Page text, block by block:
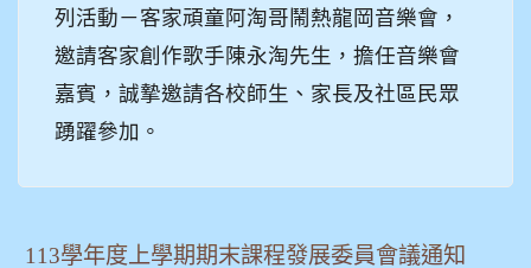
列活動－客家頑童阿淘哥鬧熱龍岡音樂會，
邀請客家創作歌手陳永淘先生，擔任音樂會
嘉賓，誠摯邀請各校師生、家長及社區民眾
踴躍參加。
113學年度上學期期末課程發展委員會議通知